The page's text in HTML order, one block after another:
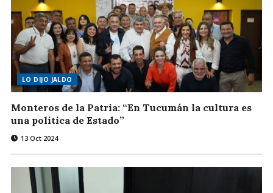
LO DIJO JALDO
Monteros de la Patria: “En Tucumán la cultura es
una política de Estado”
13 Oct 2024